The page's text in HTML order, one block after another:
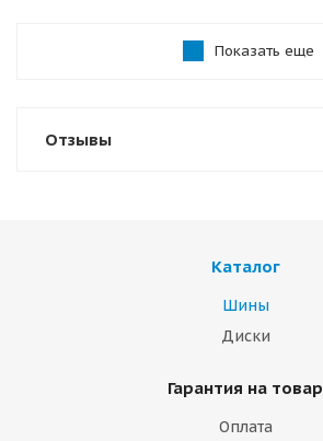
Показать еще
Отзывы
Каталог
Шины
Диски
Гарантия на товар
Оплата